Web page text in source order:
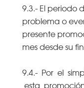
9.3.- El periodo
problema o
presente
mes desde su
9.4.- Por el
esta